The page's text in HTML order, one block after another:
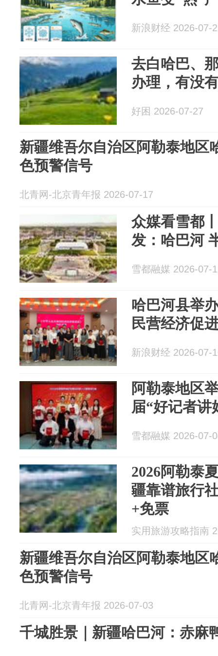
新浪财经 2026-07-
去白哈巴、
办理，有没
好困 2026-07-27
新疆维吾尔自治区阿勒泰地区
色预警信号
北青网-北京青年报 2026-07-17
众媒看雪都
发：哈巴河
雪都融媒 2026-07-
哈巴河县举
民营经济促
新浪财经 2026-07-
阿勒泰地区
届“好记者讲
雪都融媒 2026-07-
2026阿勒泰
疆靠谱旅行
+免票
实用旅游攻略指南
新疆维吾尔自治区阿勒泰地区
色预警信号
北青网-北京青年报 2026-07-03
千城胜景｜新疆哈巴河：赤麻